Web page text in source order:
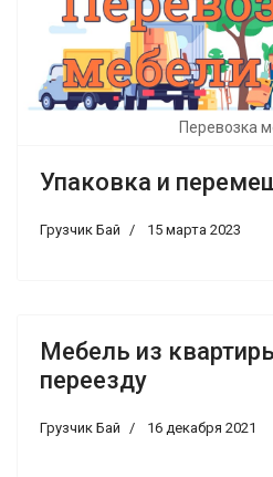
Перевозка
Упаковка и
Грузчик Бай 15 марта 2023
Мебель из
переезду
Грузчик Бай 16 декабря 2021